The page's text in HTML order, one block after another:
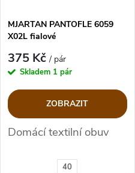
40
MJARTAN PANTOFLE 6059
X02L fialové
375 Kč/ pár
Skladem 1 pár
ZOBRAZIT
Domácí textilní obuv